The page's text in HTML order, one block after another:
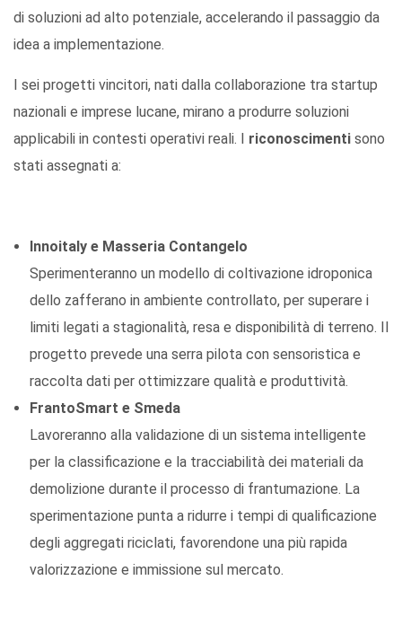
di soluzioni ad alto potenziale, accelerando il passaggio da
idea a implementazione.
I sei progetti vincitori, nati dalla collaborazione tra startup
nazionali e imprese lucane, mirano a produrre soluzioni
applicabili in contesti operativi reali. I riconoscimenti sono
stati assegnati a:
Innoitaly e Masseria Contangelo
Sperimenteranno un modello di coltivazione idroponica
dello zafferano in ambiente controllato, per superare i
limiti legati a stagionalità, resa e disponibilità di terreno. Il
progetto prevede una serra pilota con sensoristica e
raccolta dati per ottimizzare qualità e produttività.
FrantoSmart e Smeda
Lavoreranno alla validazione di un sistema intelligente
per la classificazione e la tracciabilità dei materiali da
demolizione durante il processo di frantumazione. La
sperimentazione punta a ridurre i tempi di qualificazione
degli aggregati riciclati, favorendone una più rapida
valorizzazione e immissione sul mercato.